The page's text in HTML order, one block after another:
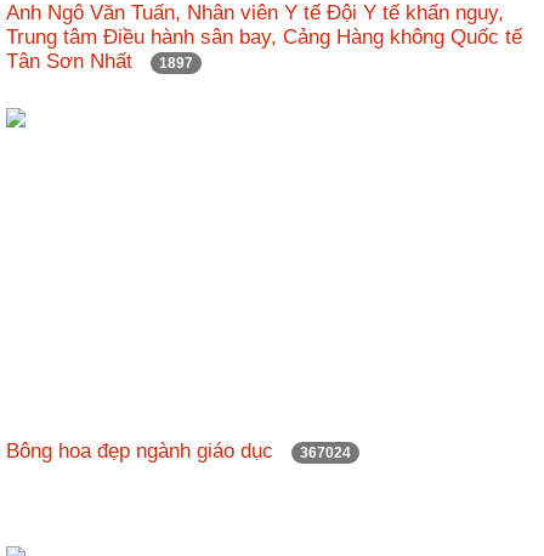
Anh Ngô Văn Tuấn, Nhân viên Y tế Đội Y tế khẩn nguy,
Trung tâm Điều hành sân bay, Cảng Hàng không Quốc tế
Tân Sơn Nhất
1897
Bông hoa đẹp ngành giáo dục 367024